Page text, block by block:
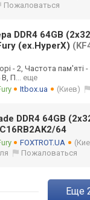
Пожаловаться
DDR4 64GB
(ex.HyperX)
- 2, Частота пам'яті
В, П... еще
Itbox.ua (Киев)
DDR4 64GB
64
FOXTROT.UA
Пожаловаться
eще